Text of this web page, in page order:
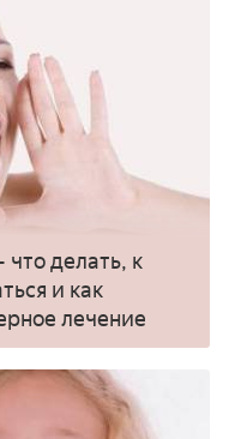
что делать, к
и как
лечение